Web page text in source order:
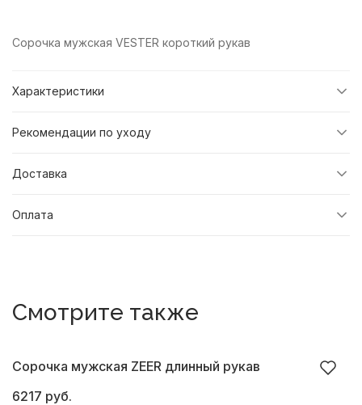
Сорочка мужская VESTER короткий рукав
Характеристики
Рекомендации по уходу
Доставка
Оплата
Смотрите также
Сорочка мужская ZEER длинный рукав
6217 руб.